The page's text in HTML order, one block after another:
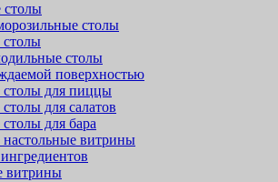
столы
столы
столы
поверхностью
для пиццы
для салатов
для бара
витрины
витрины